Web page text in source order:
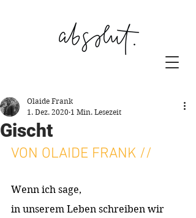
Gischt
Olaide Frank
1. Dez. 2020 1 Min. Lesezeit
VON OLAIDE FRANK //
Wenn ich sage,
in unserem Leben schreiben wir